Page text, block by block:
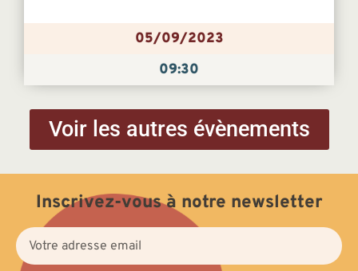
05/09/2023
09:30
Voir les autres évènements
Inscrivez-vous à notre newsletter